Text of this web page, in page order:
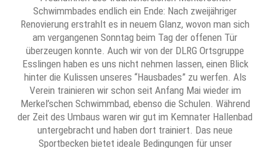
Schwimmbades endlich ein Ende: Nach zweijähriger
Renovierung erstrahlt es in neuem Glanz, wovon man sich
am vergangenen Sonntag beim Tag der offenen Tür
überzeugen konnte. Auch wir von der DLRG Ortsgruppe
Esslingen haben es uns nicht nehmen lassen, einen Blick
hinter die Kulissen unseres “Hausbades” zu werfen. Als
Verein trainieren wir schon seit Anfang Mai wieder im
Merkel’schen Schwimmbad, ebenso die Schulen. Während
der Zeit des Umbaus waren wir gut im Kemnater Hallenbad
untergebracht und haben dort trainiert. Das neue
Sportbecken bietet ideale Bedingungen für unser